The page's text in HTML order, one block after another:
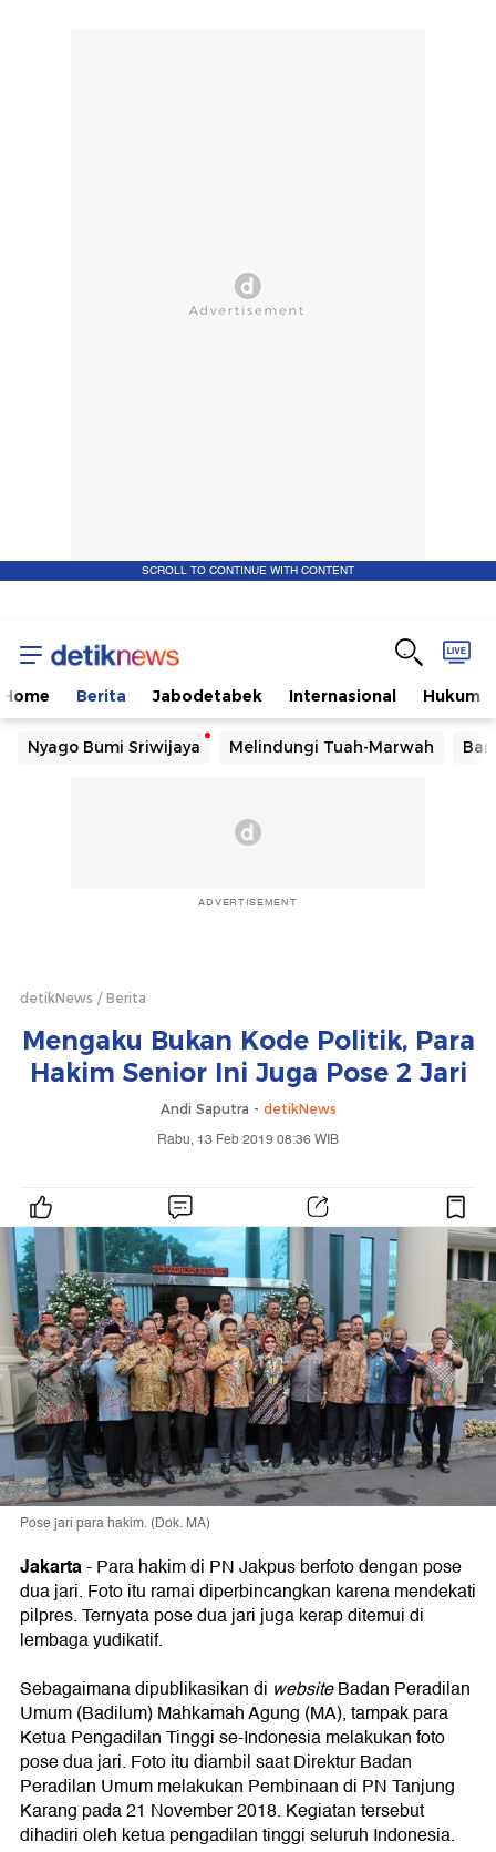
SCROLL TO CONTINUE WITH CONTENT
Home Berita Jabodetabek Internasional Hukum
Nyago Bumi Sriwijaya Melindungi Tuah-Marwah
ADVERTISEMENT
detikNews Berita
Mengaku Bukan Kode Politik, Para
Hakim Senior Ini Juga Pose 2 Jari
Andi Saputra - detikNews
Rabu, 13 Feb 2019 08:36 WIB
Pose jari para hakim. (Dok. MA)
Jakarta-Para hakim di PN Jakpus berfoto dengan pose
dua jari. Foto itu ramai diperbincangkan karena mendekati
pilpres. Ternyata pose dua jari juga kerap ditemui di
lembaga yudikatif.
Sebagaimana dipublikasikan di websiteBadan Peradilan
Umum (Badilum) Mahkamah Agung (MA), tampak para
Ketua Pengadilan Tinggi se-Indonesia melakukan foto
pose dua jari. Foto itu diambil saat Direktur Badan
Peradilan Umum melakukan Pembinaan di PN Tanjung
Karang pada 21 November 2018. Kegiatan tersebut
dihadiri oleh ketua pengadilan tinggi seluruh Indonesia.